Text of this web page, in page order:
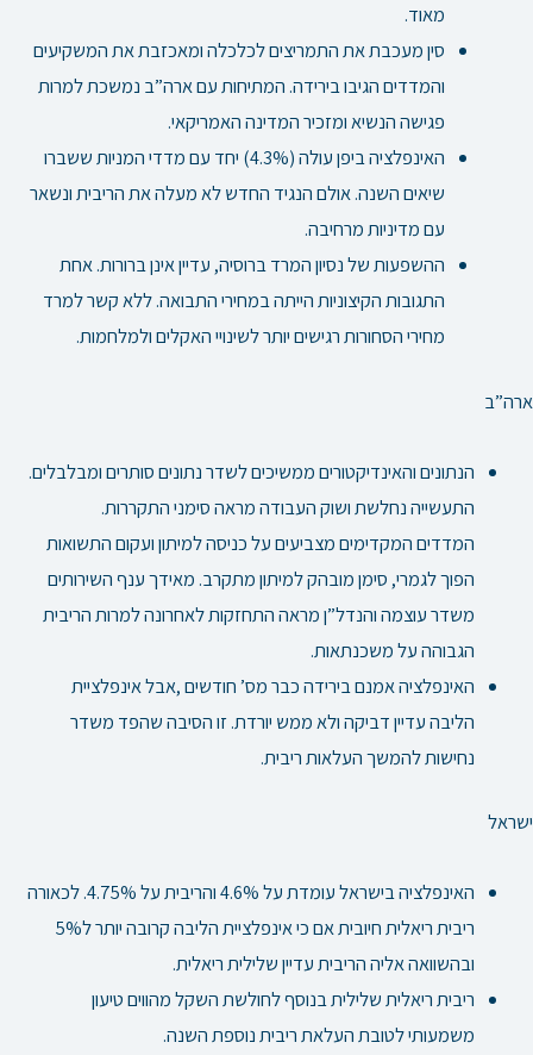
מאוד.
סין מעכבת את התמריצים לכלכלה ומאכזבת את המשקיעים
והמדדים הגיבו בירידה. המתיחות עם ארה”ב נמשכת למרות
פגישה הנשיא ומזכיר המדינה האמריקאי.
האינפלציה ביפן עולה (4.3%) יחד עם מדדי המניות ששברו
שיאים השנה. אולם הנגיד החדש לא מעלה את הריבית ונשאר
עם מדיניות מרחיבה.
ההשפעות של נסיון המרד ברוסיה, עדיין אינן ברורות. אחת
התגובות הקיצוניות הייתה במחירי התבואה. ללא קשר למרד
מחירי הסחורות רגישים יותר לשינויי האקלים ולמלחמות.
ארה”ב
הנתונים והאינדיקטורים ממשיכים לשדר נתונים סותרים ומבלבלים.
התעשייה נחלשת ושוק העבודה מראה סימני התקררות.
המדדים המקדימים מצביעים על כניסה למיתון ועקום התשואות
הפוך לגמרי, סימן מובהק למיתון מתקרב. מאידך ענף השירותים
משדר עוצמה והנדל”ן מראה התחזקות לאחרונה למרות הריבית
הגבוהה על משכנתאות.
האינפלציה אמנם בירידה כבר מס’ חודשים ,אבל אינפלציית
הליבה עדיין דביקה ולא ממש יורדת. זו הסיבה שהפד משדר
נחישות להמשך העלאות ריבית.
ישראל
האינפלציה בישראל עומדת על 4.6% והריבית על 4.75%. לכאורה
ריבית ריאלית חיובית אם כי אינפלציית הליבה קרובה יותר ל5%
ובהשוואה אליה הריבית עדיין שלילית ריאלית.
ריבית ריאלית שלילית בנוסף לחולשת השקל מהווים טיעון
משמעותי לטובת העלאת ריבית נוספת השנה.